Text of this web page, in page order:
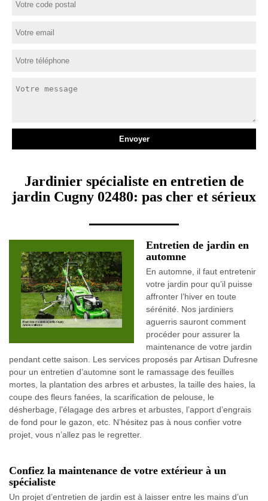
Jardinier spécialiste en entretien de
jardin Cugny 02480: pas cher et sérieux
Entretien de jardin en
automne
En automne, il faut entretenir
votre jardin pour qu’il puisse
affronter l’hiver en toute
sérénité. Nos jardiniers
aguerris sauront comment
procéder pour assurer la
maintenance de votre jardin
pendant cette saison. Les services proposés par Artisan Dufresne
pour un entretien d’automne sont le ramassage des feuilles
mortes, la plantation des arbres et arbustes, la taille des haies, la
coupe des fleurs fanées, la scarification de pelouse, le
désherbage, l’élagage des arbres et arbustes, l’apport d’engrais
de fond pour le gazon, etc. N’hésitez pas à nous confier votre
projet, vous n’allez pas le regretter.
Confiez la maintenance de votre extérieur à un
spécialiste
Un projet d’entretien de jardin est à laisser entre les mains d’un